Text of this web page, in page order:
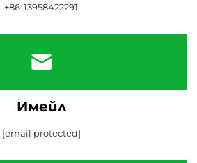
+86-13958422291
Имейл
[email protected]